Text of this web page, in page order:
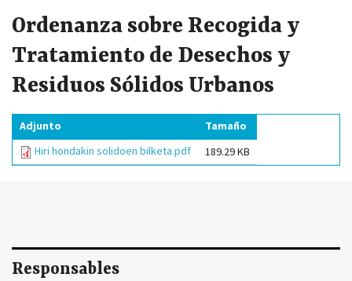
Ordenanza sobre Recogida y
Tratamiento de Desechos y
Residuos Sólidos Urbanos
Adjunto
Tamaño
Hiri hondakin solidoen bilketa.pdf
189.29 KB
Responsables